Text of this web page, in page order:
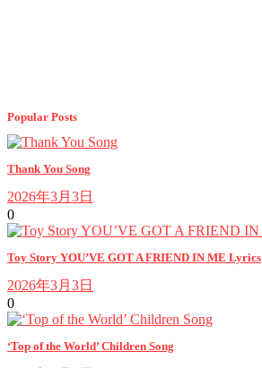
Popular Posts
Thank You Song
2026年3月3日
0
Toy Story YOU’VE GOT A FRIEND IN ME Lyrics
2026年3月3日
0
‘Top of the World’ Children Song